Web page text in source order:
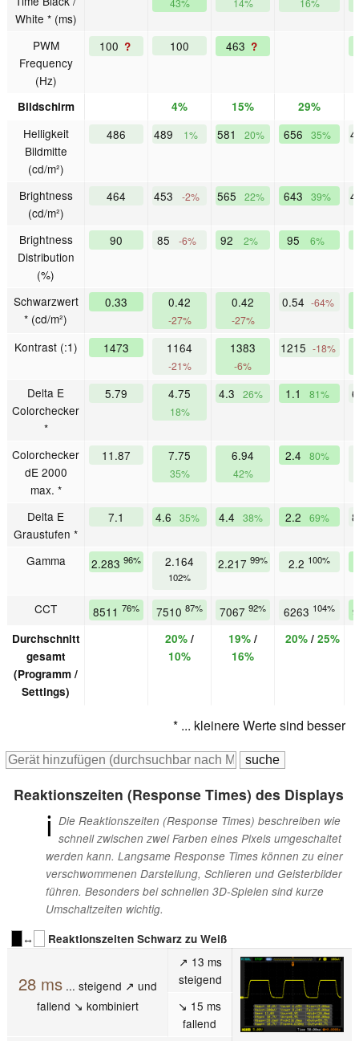
White * (ms)
PWM
Frequency
(Hz)
100 ? 100 463 ?
Bildschirm 4% 15% 29%
Helligkeit
Bildmitte
(cd/m²)
486 489 1% 581 20% 656 35%
Brightness
(cd/m²)
464 453 -2% 565 22% 643 39%
Brightness
Distribution
(%)
90 85 -6% 92 2% 95 6%
Schwarzwert
* (cd/m²)
0.33 0.42
-27%
0.42
-27%
0.54 -64%
Kontrast (:1) 1473 1164
-21%
1383
-6%
1215 -18%
Delta E
Colorchecker
*
5.79 4.75
18%
4.3 26% 1.1 81%
Colorchecker
dE 2000
max. *
11.87 7.75
35%
6.94
42%
2.4 80%
Delta E
Graustufen *
7.1 4.6 35% 4.4 38% 2.2 69%
Gamma 2.283 96% 2.164
102%
2.217 99% 2.2 100%
CCT 8511 76% 7510 87% 7067 92% 6263 104%
Durchschnitt
gesamt
(Programm /
Settings)
20% /
10%
19% /
16%
20%/ 25%
* ... kleinere Werte sind besser
Reaktionszeiten (Response Times) des Displays
ℹ Die Reaktionszeiten (Response Times) beschreiben wie
schnell zwischen zwei Farben eines Pixels umgeschaltet
werden kann. Langsame Response Times können zu einer
verschwommenen Darstellung, Schlieren und Geisterbilder
führen. Besonders bei schnellen 3D-Spielen sind kurze
Umschaltzeiten wichtig.
↔
Reaktionszeiten Schwarz zu Weiß
28 ms... steigend ↗ und
fallend ↘ kombiniert
↗ 13 ms
steigend
↘ 15 ms
fallend